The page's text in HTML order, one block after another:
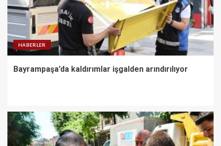
HABERLER
Bayrampaşa’da kaldırımlar işgalden arındırılıyor